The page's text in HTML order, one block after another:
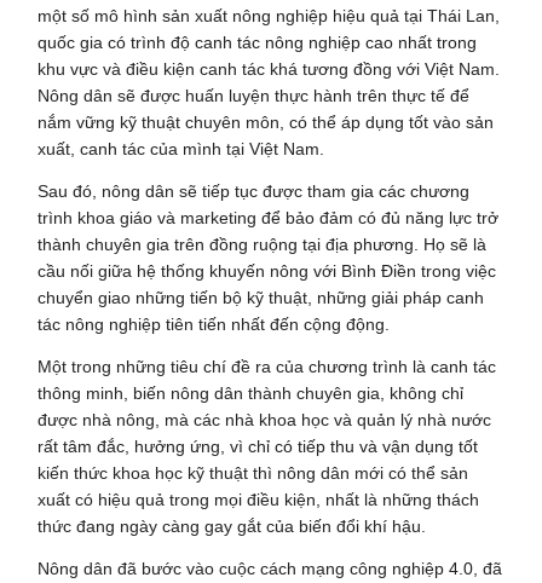
một số mô hình sản xuất nông nghiệp hiệu quả tại Thái Lan,
quốc gia có trình độ canh tác nông nghiệp cao nhất trong
khu vực và điều kiện canh tác khá tương đồng với Việt Nam.
Nông dân sẽ được huấn luyện thực hành trên thực tế để
nắm vững kỹ thuật chuyên môn, có thể áp dụng tốt vào sản
xuất, canh tác của mình tại Việt Nam.
Sau đó, nông dân sẽ tiếp tục được tham gia các chương
trình khoa giáo và marketing để bảo đảm có đủ năng lực trở
thành chuyên gia trên đồng ruộng tại địa phương. Họ sẽ là
cầu nối giữa hệ thống khuyến nông với Bình Điền trong việc
chuyển giao những tiến bộ kỹ thuật, những giải pháp canh
tác nông nghiệp tiên tiến nhất đến cộng động.
Một trong những tiêu chí đề ra của chương trình là canh tác
thông minh, biến nông dân thành chuyên gia, không chỉ
được nhà nông, mà các nhà khoa học và quản lý nhà nước
rất tâm đắc, hưởng ứng, vì chỉ có tiếp thu và vận dụng tốt
kiến thức khoa học kỹ thuật thì nông dân mới có thể sản
xuất có hiệu quả trong mọi điều kiện, nhất là những thách
thức đang ngày càng gay gắt của biến đổi khí hậu.
Nông dân đã bước vào cuộc cách mạng công nghiệp 4.0, đã